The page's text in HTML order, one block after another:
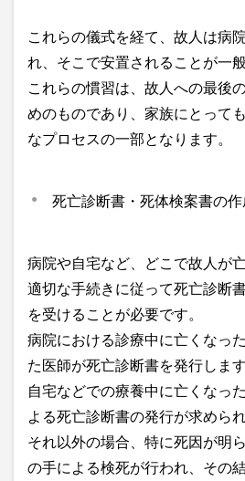
これらの儀式を経て、故人は病
れ、そこで安置されることが一般
これらの慣習は、故人への最後
めのものであり、家族にとって
なプロセスの一部となります。
死亡診断書・死体検案書の作
病院や自宅など、どこで故人が
適切な手続きに従って死亡診断
を受けることが必要です。
病院における診療中に亡くなっ
た医師が死亡診断書を発行します
自宅などでの療養中に亡くなっ
よる死亡診断書の発行が求められ
それ以外の場合、特に死因が明
の手による検死が行われ、その